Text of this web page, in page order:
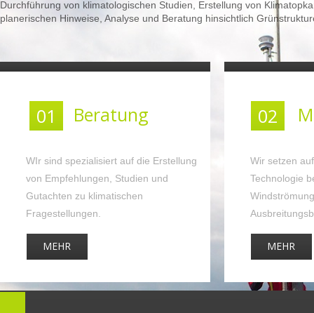
01 Beratung
WIr sind spezialisiert auf die Erstellung
von Empfehlungen, Studien und
Gutachten zu klimatischen
Fragestellungen.
02
Wir setzen
Technologie
MEHR MEHR
Modellierung und Analyse von numerischen Strömungssimulationen
in unterschiedlichen Anwendungsgebieten